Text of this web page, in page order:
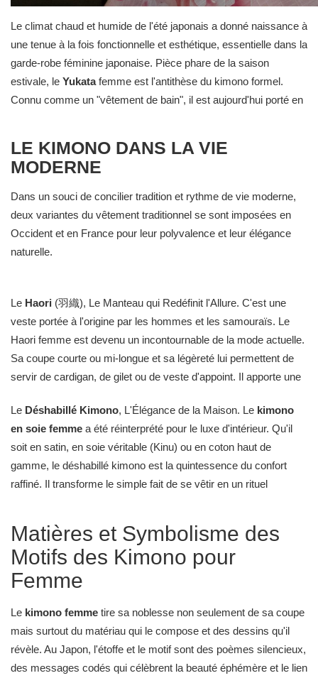
Le climat chaud et humide de l'été japonais a donné naissance à
une tenue à la fois fonctionnelle et esthétique, essentielle dans la
garde-robe féminine japonaise. Pièce phare de la saison
estivale, le Yukatafemme est l'antithèse du kimono formel.
Connu comme un "vêtement de bain", il est aujourd'hui porté en
d'intérieur dans les ryokan (auberges traditionnelles). Conçu en
coton, lin ou autres fibres légères, le Yukata est facile à porter et
symbolise la fraîcheur et la joie de vivre estivale.
LE KIMONO DANS LA VIE
MODERNE
Dans un souci de concilier tradition et rythme de vie moderne,
deux variantes du vêtement traditionnel se sont imposées en
Occident et en France pour leur polyvalence et leur élégance
naturelle.
Le Haori (羽織), Le Manteau qui Redéfinit l'Allure. C'est une
veste portée à l'origine par les hommes et les samouraïs. Le
Haori femme est devenu un incontournable de la mode actuelle.
Sa coupe courte ou mi-longue et sa légèreté lui permettent de
servir de cardigan, de gilet ou de veste d'appoint. Il apporte une
et incarne un chic décontracté.
Le Déshabillé Kimono, L'Élégance de la Maison. Le kimono
en soie femme a été réinterprété pour le luxe d'intérieur. Qu'il
soit en satin, en soie véritable (Kinu) ou en coton haut de
gamme, le déshabillé kimono est la quintessence du confort
raffiné. Il transforme le simple fait de se vêtir en un rituel
Matières et Symbolisme des
Motifs des Kimono pour
Femme
Le kimono femme tire sa noblesse non seulement de sa coupe
mais surtout du matériau qui le compose et des dessins qu'il
révèle. Au Japon, l'étoffe et le motif sont des poèmes silencieux,
des messages codés qui célèbrent la beauté éphémère et le lien